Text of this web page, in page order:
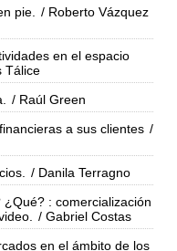
pie.
/ Roberto Vázquez
en el espacio
Tálice
/ Raúl Green
a sus clientes /
/ Danila Terragno
: comercialización
/ Gabriel Costas
en el ámbito de los